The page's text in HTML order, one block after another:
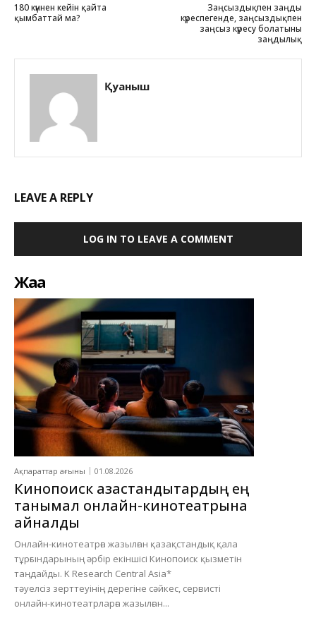
180 күннен кейін қайта
қымбаттай ма?
Заңсыздықпен заңды
күреспегенде, заңсыздықпен
заңсыз күресу болатыны
заңдылық
Қуаныш
LEAVE A REPLY
LOG IN TO LEAVE A COMMENT
Жаңа
Ақпараттар ағыны 01.08.2026
Кинопоиск қазақстандықтардың ең
танымал онлайн-кинотеатрына
айналды
Онлайн-кинотеатрға жазылған қазақстандық қала
тұрғындарының әрбір екіншісі Кинопоиск қызметін
таңдайды. K Research Central Asia*
тәуелсіз зерттеуінің дерегіне сәйкес, сервисті
онлайн-кинотеатрларға жазылған...